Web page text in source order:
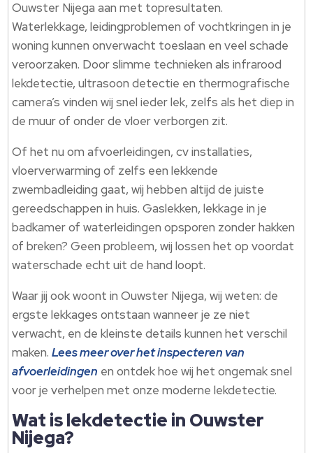
Ouwster Nijega aan met topresultaten.​
Waterlekkage, leidingproblemen of vochtkringen in je
woning kunnen onverwacht toeslaan en veel schade
veroorzaken.​ Door slimme technieken als infrarood
lekdetectie, ultrasoon detectie en thermografische
camera’s vinden wij snel ieder lek, zelfs als het diep in
de muur of onder de vloer verborgen zit.​
Of het nu om afvoerleidingen, cv installaties,
vloerverwarming of zelfs een lekkende
zwembadleiding gaat, wij hebben altijd de juiste
gereedschappen in huis.​ Gaslekken, lekkage in je
badkamer of waterleidingen opsporen zonder hakken
of breken? Geen probleem, wij lossen het op voordat
waterschade echt uit de hand loopt.​
Waar jij ook woont in Ouwster Nijega, wij weten: de
ergste lekkages ontstaan wanneer je ze niet
verwacht, en de kleinste details kunnen het verschil
maken.​Lees meer over het inspecteren van
afvoerleidingen en ontdek hoe wij het ongemak snel
voor je verhelpen met onze moderne lekdetectie.​
Wat is lekdetectie in Ouwster
Nijega?